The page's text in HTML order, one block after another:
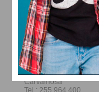
FARMACIAS
FERREIRA